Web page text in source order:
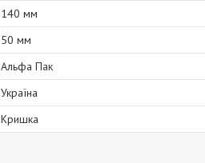
140 мм
50 мм
Альфа Пак
Україна
Кришка